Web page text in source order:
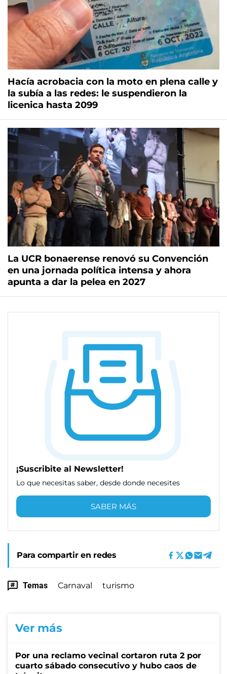
Hacía acrobacia con la moto en plena calle y
la subía a las redes: le suspendieron la
licenica hasta 2099
La UCR bonaerense renovó su Convención
en una jornada política intensa y ahora
apunta a dar la pelea en 2027
¡Suscribite al Newsletter!
Lo que necesitas saber, desde donde necesites
SABER MÁS
Para compartir en redes
Temas Carnaval turismo
Ver más
Por una reclamo vecinal cortaron ruta 2 por
cuarto sábado consecutivo y hubo caos de